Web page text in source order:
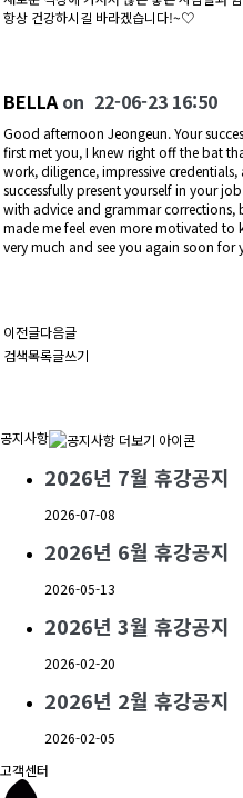
항상 건강하시길 바라겠습니다!~♡
BELLA on 22-06-23 16:50
Good afternoon Jeongeun. Your
first met you, I knew right off the bat
work, diligence, impressive
successfully present yourself in your
with advice and grammar
made me feel even more motivated to
very much and see you again soon for
이전글다음글
검색목록글쓰기
공지사항
2026년 7월 휴강공지
2026-07-08
2026년 6월 휴강공지
2026-05-13
2026년 3월 휴강공지
2026-02-20
2026년 2월 휴강공지
2026-02-05
고객센터